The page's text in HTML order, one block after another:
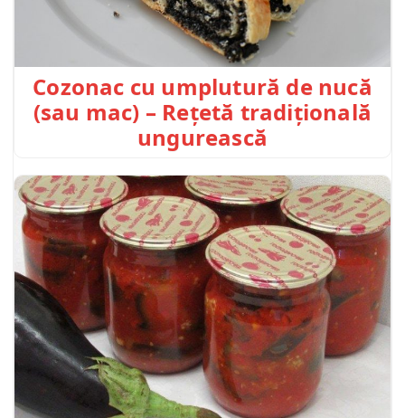
Cozonac cu umplutură de nucă
(sau mac) – Rețetă tradițională
ungurească